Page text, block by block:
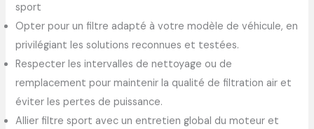
sport
Opter pour un filtre adapté à votre modèle de véhicule, en
privilégiant les solutions reconnues et testées.
Respecter les intervalles de nettoyage ou de
remplacement pour maintenir la qualité de filtration air et
éviter les pertes de puissance.
Allier filtre sport avec un entretien global du moteur et